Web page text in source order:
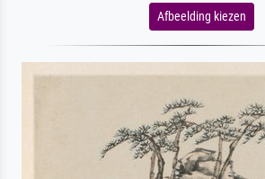
Afbeelding kiezen